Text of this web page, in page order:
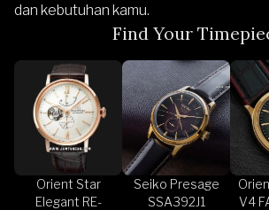
dan kebutuhan kamu.
Find Your
Orient Star
Elegant RE-
Seiko Presage
SSA392J1
V4